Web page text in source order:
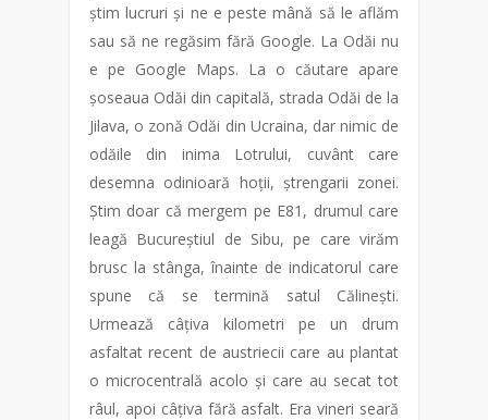
știm lucruri și ne e peste mână să le aflăm
sau să ne regăsim fără Google. La Odăi nu
e pe Google Maps. La o căutare apare
șoseaua Odăi din capitală, strada Odăi de la
Jilava, o zonă Odăi din Ucraina, dar nimic de
odăile din inima Lotrului, cuvânt care
desemna odinioară hoții, ștrengarii zonei.
Știm doar că mergem pe E81, drumul care
leagă Bucureștiul de Sibu, pe care virăm
brusc la stânga, înainte de indicatorul care
spune că se termină satul Călinești.
Urmează câțiva kilometri pe un drum
asfaltat recent de austriecii care au plantat
o microcentrală acolo și care au secat tot
râul, apoi câțiva fără asfalt. Era vineri seară